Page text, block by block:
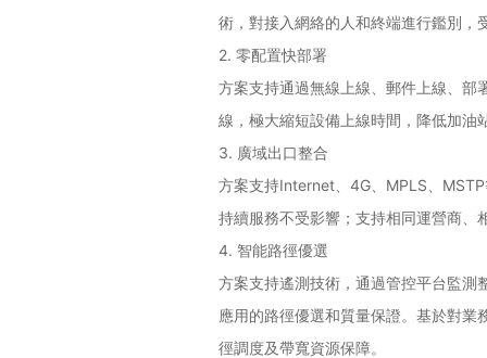
術，對接入網絡的人和終端進行鑑別，
2. 零配置快部署
方案支持通過無線上線、郵件上線、部
線，極大縮短設備上線時間，降低加油
3. 廣域出口整合
方案支持Internet、4G、MPLS、
持續服務不受影響；支持相同運營商、
4. 智能路徑優選
方案支持遙測技術，通過管控平台監測
應用的路徑優選和質量保證。基於對
徑調度及帶寬資源保障。